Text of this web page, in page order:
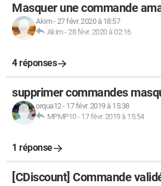
Masquer une commande
Akim-27 févr. 2020 à 18:57
Akim-28 févr. 2020 à 02:16
4 réponses
supprimer commandes
orqua12- 17 févr. 2019 à 15:38
MPMP10- 17 févr. 2019 à 15:54
1 réponse
[CDiscount] Commande